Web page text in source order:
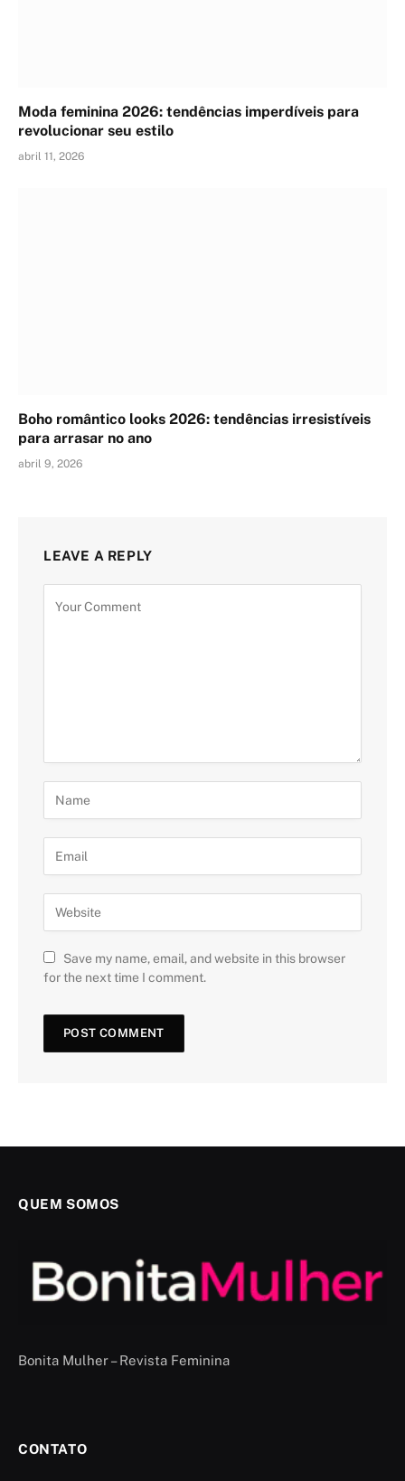
Moda feminina 2026: tendências imperdíveis para
revolucionar seu estilo
abril 11, 2026
Boho romântico looks 2026: tendências irresistíveis
para arrasar no ano
abril 9, 2026
LEAVE A REPLY
Save my name, email, and website in this browser
for the next time I comment.
QUEM SOMOS
Bonita Mulher – Revista Feminina
CONTATO